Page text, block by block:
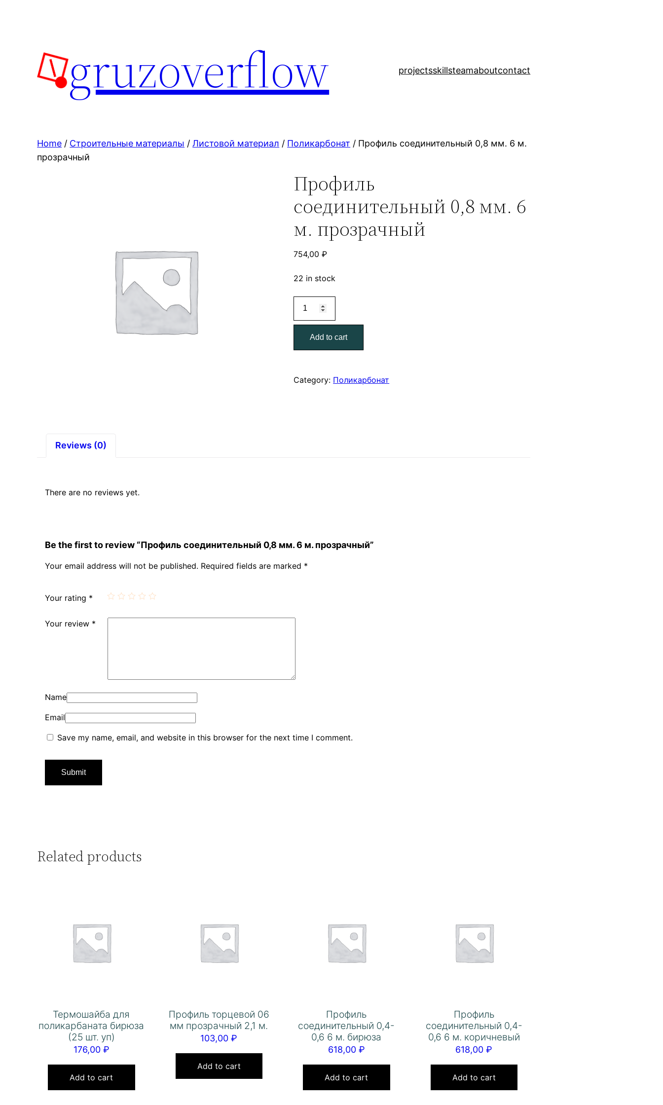
gruzoverflow projectsskillsteamaboutcontact
Home / Строительные материалы /Листовой материал / Поликарбонат / Профиль соединительный 0,8 мм. 6 м.
прозрачный
Профиль
соединительный 0,8 мм. 6
м. прозрачный
754,00₽
22 in stock
соединительный
0,8
6
прозрачный
Add to cart
Category: Поликарбонат
Reviews (0)
There are no reviews yet.
Be the first to review “Профиль соединительный 0,8 мм. 6 м. прозрачный”
Your email address will not be published. Required fields are marked *
Your rating *
Your review *
Name
Email
Save my name, email, and website in this browser for the next time I comment.
Related products
Термошайба для
поликарбаната бирюза
(25 шт. уп)
176,00 ₽
Add to cart
Профиль торцевой 06
мм прозрачный 2,1 м.
103,00₽
Add to cart
Профиль
соединительный 0,4-
0,6 6 м. бирюза
618,00 ₽
Add to cart
Профиль
соединительный 0,4-
0,6 6 м. коричневый
618,00₽
Add to cart